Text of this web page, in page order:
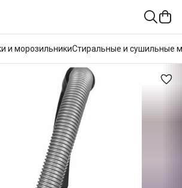
и морозильникиСтиральные и сушильные